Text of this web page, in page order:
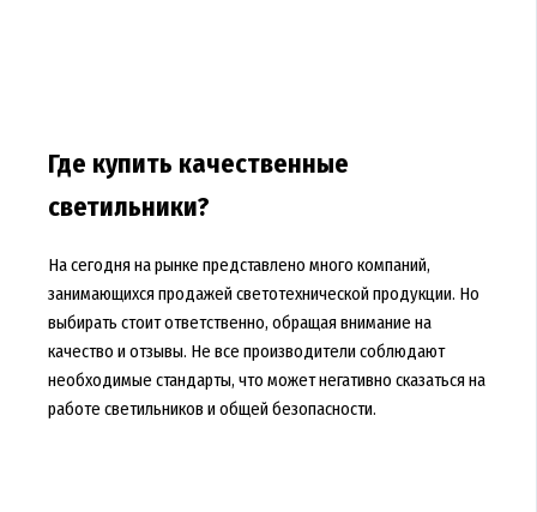
Где купить качественные
светильники?
На сегодня на рынке представлено много компаний,
занимающихся продажей светотехнической продукции. Но
выбирать стоит ответственно, обращая внимание на
качество и отзывы. Не все производители соблюдают
необходимые стандарты, что может негативно сказаться на
работе светильников и общей безопасности.